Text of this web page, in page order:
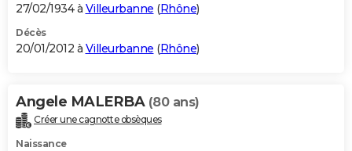
27/02/1934 à Villeurbanne (Rhône)
Décès
20/01/2012 à Villeurbanne (Rhône)
Angele MALERBA (80 ans)
Créer une cagnotte obsèques
Naissance